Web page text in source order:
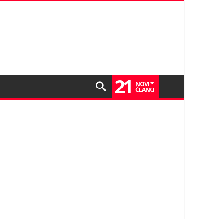
21 NOVI
ČLANCI